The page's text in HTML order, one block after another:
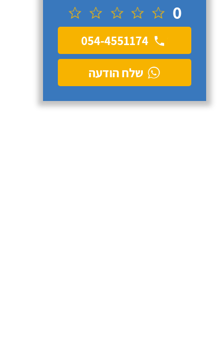
0
054-4551174
שלח הודעה